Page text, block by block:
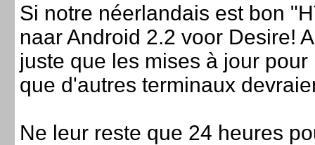
Si notre néerlandais est bon
naar Android 2.2 voor Desire!
juste que les mises à jour
que d'autres terminaux
Ne leur reste que 24 heures